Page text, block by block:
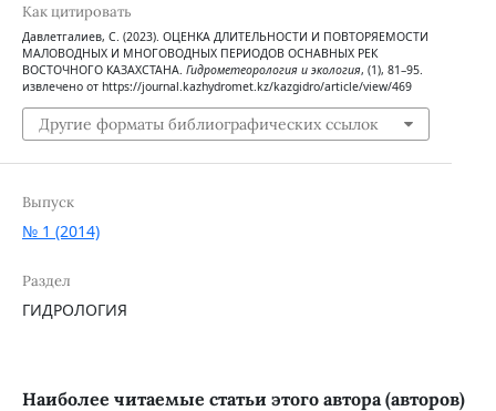
Как цитировать
Давлетгалиев, С. (2023). ОЦЕНКА ДЛИТЕЛЬНОСТИ И ПОВТОРЯЕМОСТИ
МАЛОВОДНЫХ И МНОГОВОДНЫХ ПЕРИОДОВ ОСНАВНЫХ РЕК
ВОСТОЧНОГО КАЗАХСТАНА. Гидрометеорология и экология, (1), 81–95.
извлечено от https://journal.kazhydromet.kz/kazgidro/article/view/469
Другие форматы библиографических ссылок
Выпуск
№ 1 (2014)
Раздел
ГИДРОЛОГИЯ
Наиболее читаемые статьи этого автора (авторов)